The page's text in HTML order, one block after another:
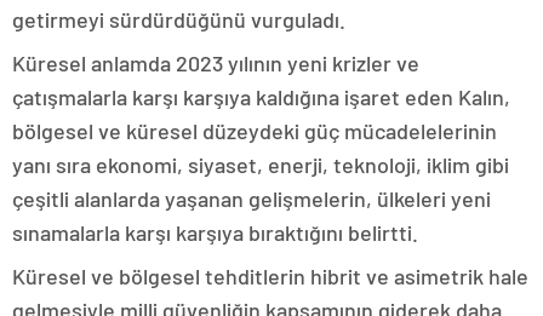
getirmeyi sürdürdüğünü vurguladı.
Küresel anlamda 2023 yılının yeni krizler ve
çatışmalarla karşı karşıya kaldığına işaret eden Kalın,
bölgesel ve küresel düzeydeki güç mücadelelerinin
yanı sıra ekonomi, siyaset, enerji, teknoloji, iklim gibi
çeşitli alanlarda yaşanan gelişmelerin, ülkeleri yeni
sınamalarla karşı karşıya bıraktığını belirtti.
Küresel ve bölgesel tehditlerin hibrit ve asimetrik hale
gelmesiyle milli güvenliğin kapsamının giderek daha